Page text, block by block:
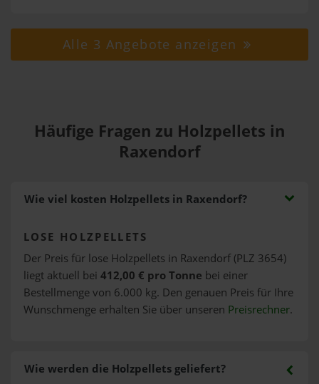
Alle 3 Angebote anzeigen
Häufige Fragen zu Holzpellets in
Raxendorf
Wie viel kosten Holzpellets in Raxendorf?
LOSE HOLZPELLETS
Der Preis für lose Holzpellets in Raxendorf (PLZ 3654)
liegt aktuell bei 412,00 € pro Tonne bei einer
Bestellmenge von 6.000 kg. Den genauen Preis für Ihre
Wunschmenge erhalten Sie über unseren Preisrechner.
Wie werden die Holzpellets geliefert?